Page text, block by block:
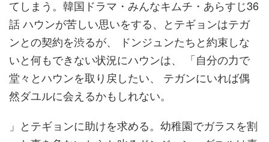
てしまう。韓国ドラマ・みんなキムチ・あらすじ36
話 ハウンが苦しい思いをする、とテギョンはテガ
ンとの契約を渋るが、 ドンジュンたちと約束しな
いと何もできない状況にハウンは、 「自分の力で
堂々とハウンを取り戻したい、 テガンにいれば偶
然ダユルに会えるかもしれない。
」とテギョンに助けを求める。幼稚園でガラスを割